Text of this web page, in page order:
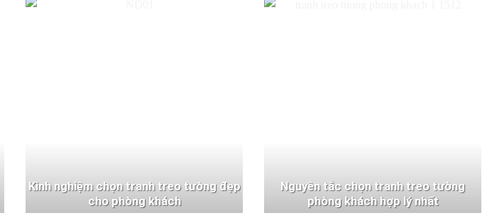
Kinh nghiệm chọn tranh treo tường đẹp
cho phòng khách
Nguyên tắc chọn tranh treo tường
phòng khách hợp lý nhất